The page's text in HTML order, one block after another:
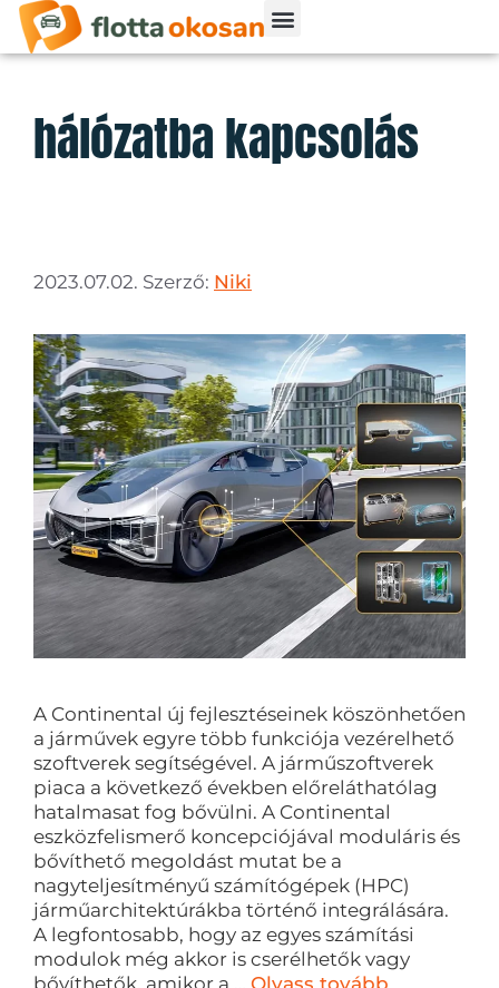
hálózatba kapcsolás
2023.07.02. Szerző: Niki
A Continental új fejlesztéseinek köszönhetően
a járművek egyre több funkciója vezérelhető
szoftverek segítségével. A járműszoftverek
piaca a következő években előreláthatólag
hatalmasat fog bővülni. A Continental
eszközfelismerő koncepciójával moduláris és
bővíthető megoldást mutat be a
nagyteljesítményű számítógépek (HPC)
járműarchitektúrákba történő integrálására.
A legfontosabb, hogy az egyes számítási
modulok még akkor is cserélhetők vagy
bővíthetők, amikor a … Olvass tovább